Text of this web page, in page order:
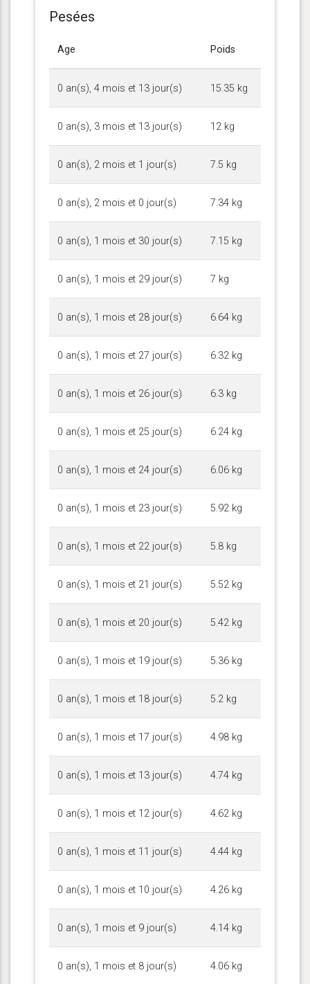
Pesées
Age Poids
0 an(s), 4 mois et 13 jour(s) 15.35 kg
0 an(s), 3 mois et 13 jour(s) 12 kg
0 an(s), 2 mois et 1 jour(s) 7.5 kg
0 an(s), 2 mois et 0 jour(s) 7.34 kg
0 an(s), 1 mois et 30 jour(s) 7.15 kg
0 an(s), 1 mois et 29 jour(s) 7 kg
0 an(s), 1 mois et 28 jour(s) 6.64 kg
0 an(s), 1 mois et 27 jour(s) 6.32 kg
0 an(s), 1 mois et 26 jour(s) 6.3 kg
0 an(s), 1 mois et 25 jour(s) 6.24 kg
0 an(s), 1 mois et 24 jour(s) 6.06 kg
0 an(s), 1 mois et 23 jour(s) 5.92 kg
0 an(s), 1 mois et 22 jour(s) 5.8 kg
0 an(s), 1 mois et 21 jour(s) 5.52 kg
0 an(s), 1 mois et 20 jour(s) 5.42 kg
0 an(s), 1 mois et 19 jour(s) 5.36 kg
0 an(s), 1 mois et 18 jour(s) 5.2 kg
0 an(s), 1 mois et 17 jour(s) 4.98 kg
0 an(s), 1 mois et 13 jour(s) 4.74 kg
0 an(s), 1 mois et 12 jour(s) 4.62 kg
0 an(s), 1 mois et 11 jour(s) 4.44 kg
0 an(s), 1 mois et 10 jour(s) 4.26 kg
0 an(s), 1 mois et 9 jour(s) 4.14 kg
0 an(s), 1 mois et 8 jour(s) 4.06 kg